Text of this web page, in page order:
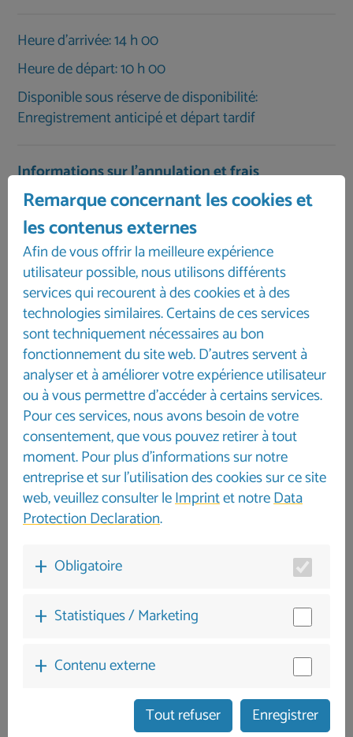
Heure d'arrivée: 14 h 00
Heure de départ: 10 h 00
Disponible sous réserve de disponibilité:
Enregistrement anticipé et départ tardif
Informations sur l'annulation et frais
d'annulation
jusqu'à 61 jours : 100,00 €
de 60 à 30 jours : 25 %
à partir du 29e jour : 50 %
à partir du 8e jour avant le départ : 100 %
Caution : 300,00 €
Pour les séjours de longue durée, veuillez nous
contacter pour connaître les tarifs.
Remarque concernant les cookies et
les contenus externes
Afin de vous offrir la meilleure expérience
utilisateur possible, nous utilisons différents
services qui recourent à des cookies et à des
technologies similaires. Certains de ces services
sont techniquement nécessaires au bon
fonctionnement du site web. D'autres servent à
analyser et à améliorer votre expérience utilisateur
ou à vous permettre d'accéder à certains services.
Pour ces services, nous avons besoin de votre
consentement, que vous pouvez retirer à tout
moment. Pour plus d'informations sur notre
entreprise et sur l'utilisation des cookies sur ce site
web, veuillez consulter leImprintet notreData
Protection Declaration.
Obligatoire
Statistiques / Marketing
Contenu externe
Tout refuser
Enregistrer